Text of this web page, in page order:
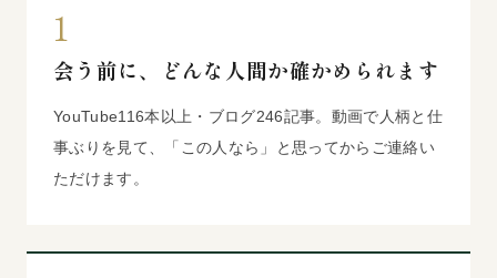
1
会う前に、どんな人間か確かめられます
YouTube116本以上・ブログ246記事。動画で人柄と仕
事ぶりを見て、「この人なら」と思ってからご連絡い
ただけます。